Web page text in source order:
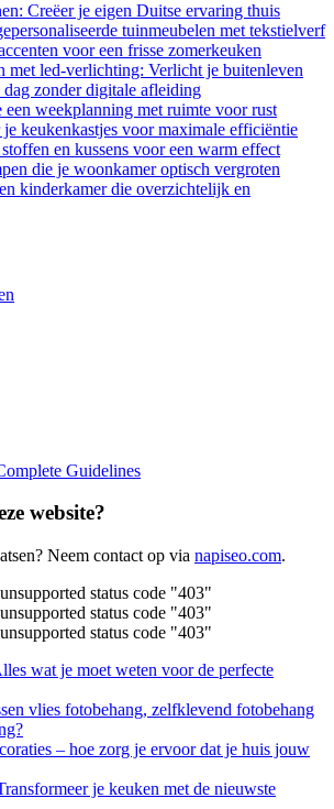
Creëer je eigen Duitse ervaring thuis
tuinmeubelen met tekstielverf
voor een frisse zomerkeuken
met led-verlichting: Verlicht je buitenleven
zonder digitale afleiding
weekplanning met ruimte voor rust
je keukenkastjes voor maximale efficiëntie
en kussens voor een warm effect
die je woonkamer optisch vergroten
kinderkamer die overzichtelijk en
Guidelines
website?
Neem contact op via napiseo.com.
status code "403"
status code "403"
status code "403"
wat je moet weten voor de perfecte
vlies fotobehang, zelfklevend fotobehang
– hoe zorg je ervoor dat je huis jouw
je keuken met de nieuwste